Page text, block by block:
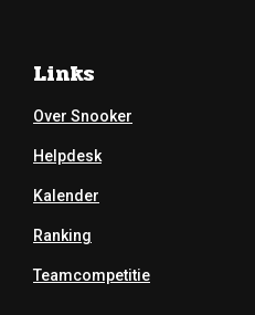
Links
Over Snooker
Helpdesk
Kalender
Ranking
Teamcompetitie